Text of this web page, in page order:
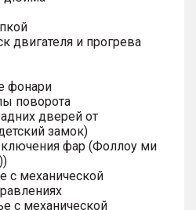
двигателя и прогрева
фонари
поворота
дверей от
замок)
фар (Фоллоу ми
с механической
с механической